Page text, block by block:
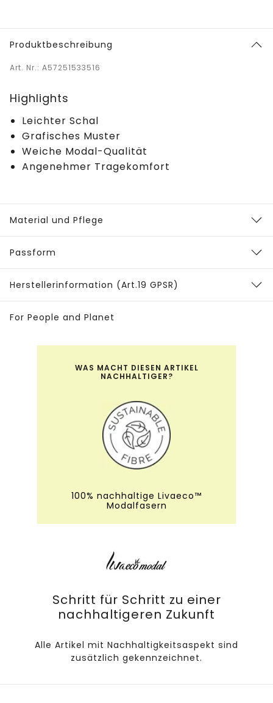
Produktbeschreibung
Art. Nr.: A57251533516
Highlights
Leichter Schal
Grafisches Muster
Weiche Modal-Qualität
Angenehmer Tragekomfort
Material und Pflege
Passform
Herstellerinformation (Art.19 GPSR)
For People and Planet
WAS MACHT DIESEN ARTIKEL
NACHHALTIGER?
100% nachhaltige Livaeco™
Modalfasern
Schritt für Schritt zu einer
nachhaltigeren Zukunft
Alle Artikel mit Nachhaltigkeitsaspekt sind
zusätzlich gekennzeichnet.